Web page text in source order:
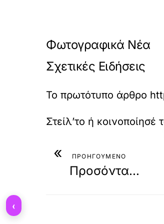
Φωτογραφικά Νέα
Σχετικές Ειδήσεις
Το πρωτότυπο άρθρο
« ΠΡΟΗΓΟΥΜΕΝΟ
Προσόντα…
‹